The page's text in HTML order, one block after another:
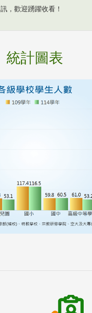
訊，歡迎踴躍收看！
統計圖表